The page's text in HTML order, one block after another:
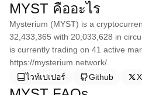
MYST คืออะไร
Mysterium (MYST) is a
32,433,365 with 20,033,628 in
is currently trading on 41 active
https://mysterium.network/.
ไวท์เปเปอร์
Github X